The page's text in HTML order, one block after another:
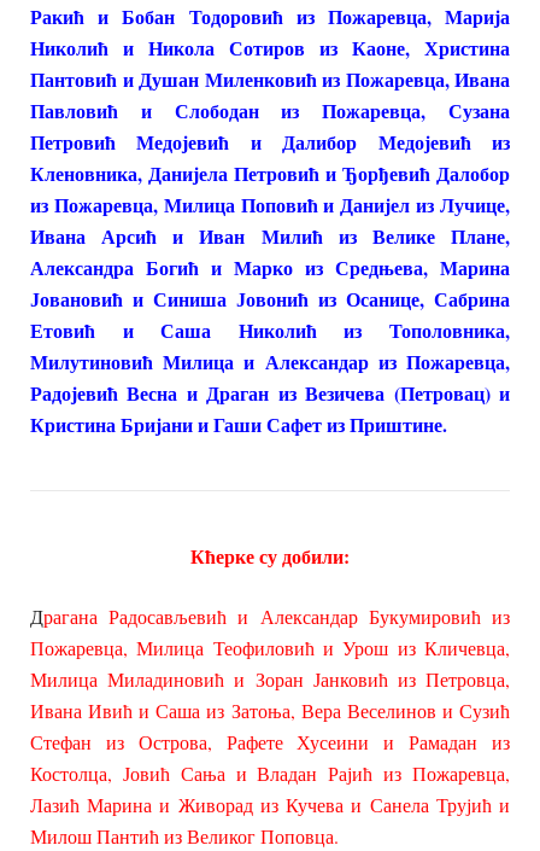
Ракић и Бобан Тодоровић из Пожаревца, Марија
Николић и Никола Сотиров из Каоне, Христина
Пантовић и Душан Миленковић из Пожаревца, Ивана
Павловић и Слободан из Пожаревца, Сузана
Петровић Медојевић и Далибор Медојевић из
Кленовника, Данијела Петровић и Ђорђевић Далобор
из Пожаревца, Милица Поповић и Данијел из Лучице,
Ивана Арсић и Иван Милић из Велике Плане,
Александра Богић и Марко из Средњева, Марина
Јовановић и Синиша Јовонић из Осанице, Сабрина
Етовић и Саша Николић из Тополовника,
Милутиновић Милица и Александар из Пожаревца,
Радојевић Весна и Драган из Везичева (Петровац) и
Кристина Бријани и Гаши Сафет из Приштине.
Кћерке су добили:
Драгана Радосављевић и Александар Букумировић из
Пожаревца, Милица Теофиловић и Урош из Кличевца,
Милица Миладиновић и Зоран Јанковић из Петровца,
Ивана Ивић и Саша из Затоња, Вера Веселинов и Сузић
Стефан из Острова, Рафете Хусеини и Рамадан из
Костолца, Јовић Сања и Владан Рајић из Пожаревца,
Лазић Марина и Живорад из Кучева и Санела Трујић и
Милош Пантић из Великог Поповца.